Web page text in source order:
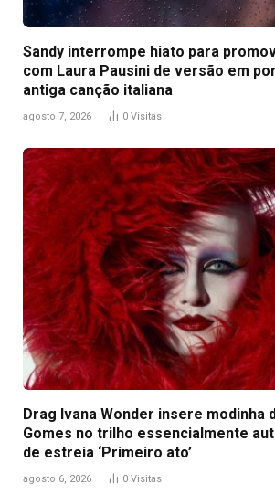
Sandy interrompe hiato para
com Laura Pausini de versão em
antiga canção italiana
agosto 7, 2026 0 Visitas
Drag Ivana Wonder insere modinha
Gomes no trilho essencialmente
de estreia ‘Primeiro ato’
agosto 6, 2026 0 Visitas